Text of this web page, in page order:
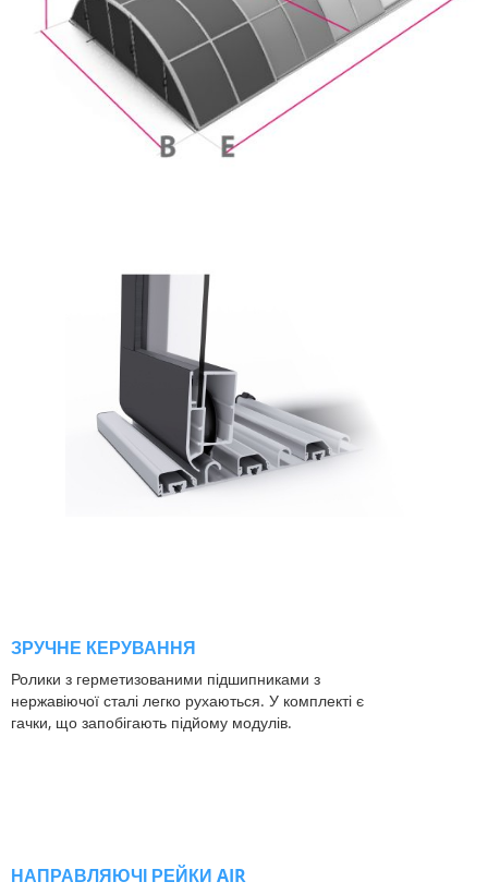
ЗРУЧНЕ КЕРУВАННЯ
Ролики з герметизованими підшипниками з
нержавіючої сталі легко рухаються. У комплекті є
гачки, що запобігають підйому модулів.
НАПРАВЛЯЮЧІ РЕЙКИ AIR